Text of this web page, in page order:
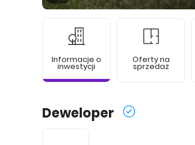
Informacje o
inwestycji
Oferty na
sprzedaż
Deweloper